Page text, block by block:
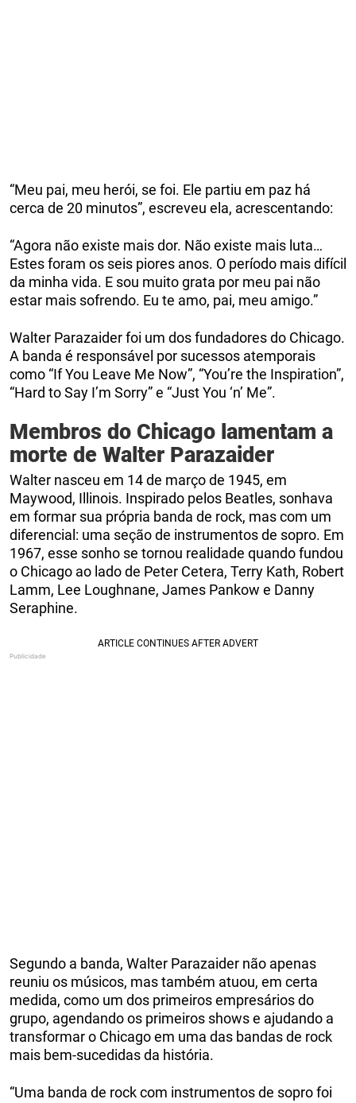
“Meu pai, meu herói, se foi. Ele partiu em paz há
cerca de 20 minutos”, escreveu ela, acrescentando:
“Agora não existe mais dor. Não existe mais luta…
Estes foram os seis piores anos. O período mais difícil
da minha vida. E sou muito grata por meu pai não
estar mais sofrendo. Eu te amo, pai, meu amigo.”
Walter Parazaider foi um dos fundadores do Chicago.
A banda é responsável por sucessos atemporais
como “If You Leave Me Now”, “You’re the Inspiration”,
“Hard to Say I’m Sorry” e “Just You ‘n’ Me”.
Membros do Chicago lamentam a
morte de Walter Parazaider
Walter nasceu em 14 de março de 1945, em
Maywood, Illinois. Inspirado pelos Beatles, sonhava
em formar sua própria banda de rock, mas com um
diferencial: uma seção de instrumentos de sopro. Em
1967, esse sonho se tornou realidade quando fundou
o Chicago ao lado de Peter Cetera, Terry Kath, Robert
Lamm, Lee Loughnane, James Pankow e Danny
Seraphine.
Segundo a banda, Walter Parazaider não apenas
reuniu os músicos, mas também atuou, em certa
medida, como um dos primeiros empresários do
grupo, agendando os primeiros shows e ajudando a
transformar o Chicago em uma das bandas de rock
mais bem-sucedidas da história.
“Uma banda de rock com instrumentos de sopro foi